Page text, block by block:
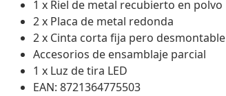
1 x Riel de metal recubierto en polvo
2 x Placa de metal redonda
2 x Cinta corta fija pero desmontable
Accesorios de ensamblaje parcial
1 x Luz de tira LED
EAN: 8721364775503